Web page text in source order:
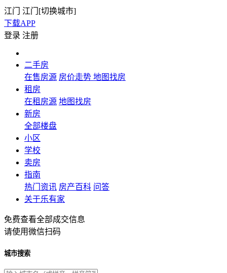
江门 江门[切换城市]
下载APP
登录 注册
二手房
在售房源 房价走势 地图找房
租房
在租房源 地图找房
新房
全部楼盘
小区
学校
卖房
指南
热门资讯 房产百科 问答
关于乐有家
免费查看全部成交信息
请使用微信扫码
城市搜索